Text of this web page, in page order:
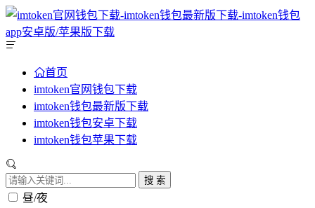
首页
imtoken官网钱包下载
imtoken钱包最新版下载
imtoken钱包安卓下载
imtoken钱包苹果下载
搜 索
昼/夜